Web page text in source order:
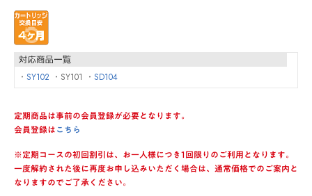
・ SY102 ・SY101 ・ SD104
定期商品は事前の会員登録が必要となります。
会員登録はこちら
※定期コースの初回割引は、お一人様につき1回限りのご利用となります。
一度解約された後に再度お申し込みいただく場合は、通常価格でのご案内と
なりますのでご了承ください。